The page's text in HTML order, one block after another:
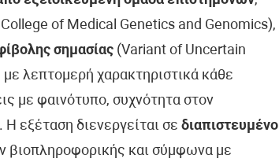
of Medical Genetics and Genomics),
σημασίας(Variant of Uncertain
λεπτομερή χαρακτηριστικά κάθε
με φαινότυπο, συχνότητα στον
εξέταση διενεργείται σε διαπιστευμένο
βιοπληροφορικής και σύμφωνα με